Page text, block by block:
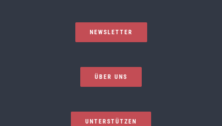
NEWSLETTER
ÜBER UNS
UNTERSTÜTZEN